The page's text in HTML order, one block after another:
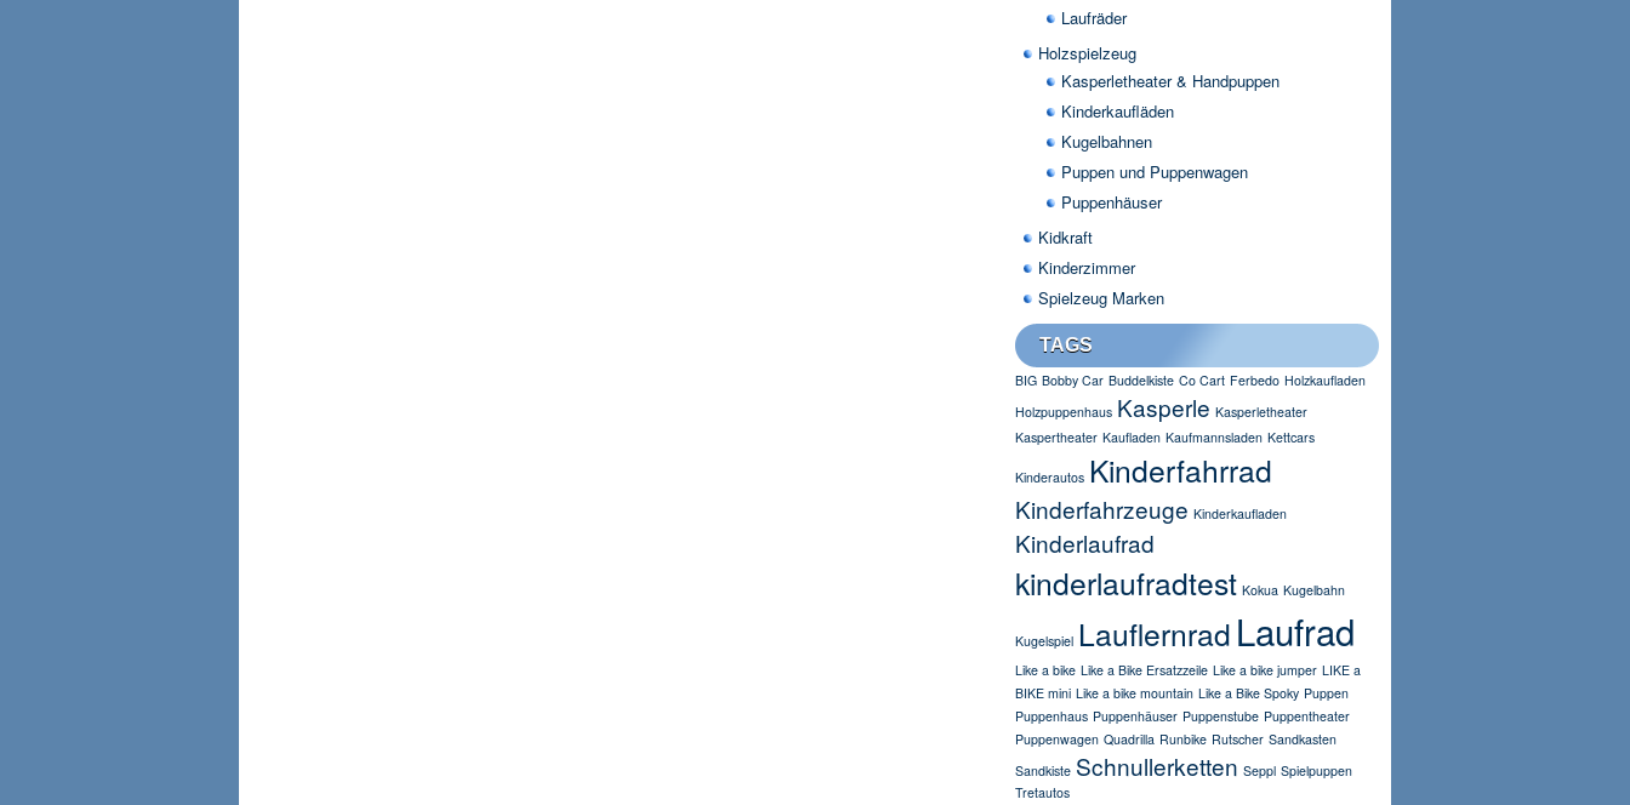
Laufräder
Holzspielzeug
Kasperletheater & Handpuppen
Kinderkaufläden
Kugelbahnen
Puppen und Puppenwagen
Puppenhäuser
Kidkraft
Kinderzimmer
Spielzeug Marken
TAGS
BIG Bobby Car Buddelkiste Co Cart Ferbedo Holzkaufladen
Holzpuppenhaus Kasperle Kasperletheater
Kaspertheater Kaufladen Kaufmannsladen Kettcars
Kinderautos Kinderfahrrad
Kinderfahrzeuge Kinderkaufladen
Kinderlaufrad
kinderlaufradtest Kokua Kugelbahn
Kugelspiel Lauflernrad Laufrad
Like a bike Like a Bike Ersatzzeile Like a bike jumper LIKE a
BIKE mini Like a bike mountain Like a Bike Spoky Puppen
Puppenhaus Puppenhäuser Puppenstube Puppentheater
Puppenwagen Quadrilla Runbike Rutscher Sandkasten
Sandkiste Schnullerketten Seppl Spielpuppen
Tretautos